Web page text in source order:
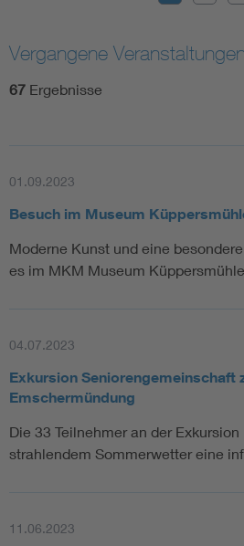
Vergangene Veranstaltungen
67 Ergebnisse
01.09.2023
Besuch im Museum
Moderne Kunst und eine
es im MKM Museum
04.07.2023
Exkursion Seniorengemeinschaft
Emschermündung
Die 33 Teilnehmer an der
strahlendem Sommerwetter eine
11.06.2023